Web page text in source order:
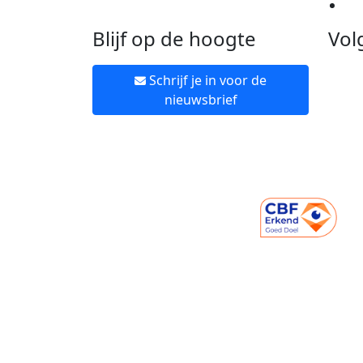
Blijf op de hoogte
Schrijf je in voor de
nieuwsbrief